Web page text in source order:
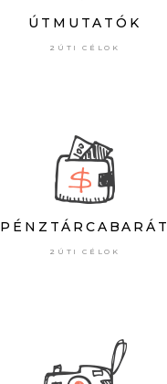
ÚTMUTATÓK
2ÚTI CÉLOK
PÉNZTÁRCABARÁT
2ÚTI CÉLOK